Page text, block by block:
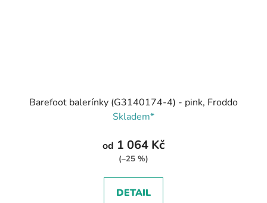
Barefoot balerínky (G3140174-4) - pink, Froddo
Skladem*
od 1 064 Kč
(–25 %)
DETAIL